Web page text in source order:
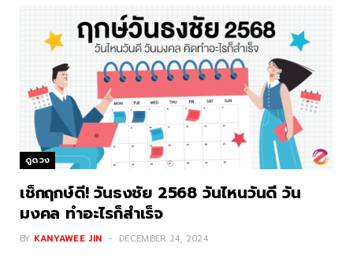
ดูดวง
เช็กฤกษ์ดี! วันธงชัย 2568 วันไหนวันดี วัน
มงคล ทำอะไรก็สำเร็จ
BY KANYAWEE JIN DECEMBER 24, 2024